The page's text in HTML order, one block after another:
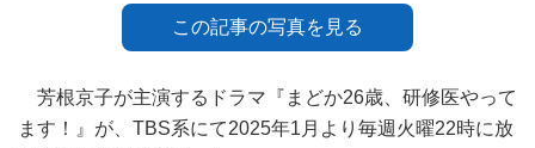
この記事の写真を見る
芳根京子が主演するドラマ『まどか26歳、研修医やって
ます！』が、TBS系にて2025年1月より毎週火曜22時に放